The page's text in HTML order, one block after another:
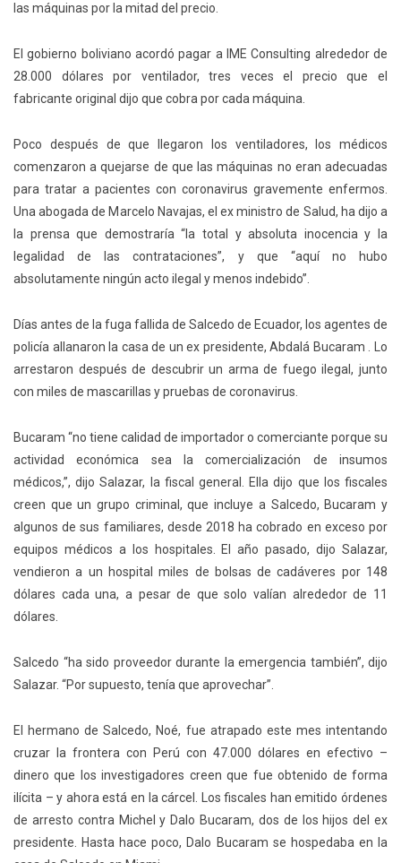
las máquinas por la mitad del precio.
El gobierno boliviano acordó pagar a IME Consulting alrededor de
28.000 dólares por ventilador, tres veces el precio que el
fabricante original dijo que cobra por cada máquina.
Poco después de que llegaron los ventiladores, los médicos
comenzaron a quejarse de que las máquinas no eran adecuadas
para tratar a pacientes con coronavirus gravemente enfermos.
Una abogada de Marcelo Navajas, el ex ministro de Salud, ha dijo a
la prensa que demostraría “la total y absoluta inocencia y la
legalidad de las contrataciones”, y que “aquí no hubo
absolutamente ningún acto ilegal y menos indebido”.
Días antes de la fuga fallida de Salcedo de Ecuador, los agentes de
policía allanaron la casa de un ex presidente, Abdalá Bucaram . Lo
arrestaron después de descubrir un arma de fuego ilegal, junto
con miles de mascarillas y pruebas de coronavirus.
Bucaram “no tiene calidad de importador o comerciante porque su
actividad económica sea la comercialización de insumos
médicos,”, dijo Salazar, la fiscal general. Ella dijo que los fiscales
creen que un grupo criminal, que incluye a Salcedo, Bucaram y
algunos de sus familiares, desde 2018 ha cobrado en exceso por
equipos médicos a los hospitales. El año pasado, dijo Salazar,
vendieron a un hospital miles de bolsas de cadáveres por 148
dólares cada una, a pesar de que solo valían alrededor de 11
dólares.
Salcedo “ha sido proveedor durante la emergencia también”, dijo
Salazar. “Por supuesto, tenía que aprovechar”.
El hermano de Salcedo, Noé, fue atrapado este mes intentando
cruzar la frontera con Perú con 47.000 dólares en efectivo –
dinero que los investigadores creen que fue obtenido de forma
ilícita – y ahora está en la cárcel. Los fiscales han emitido órdenes
de arresto contra Michel y Dalo Bucaram, dos de los hijos del ex
presidente. Hasta hace poco, Dalo Bucaram se hospedaba en la